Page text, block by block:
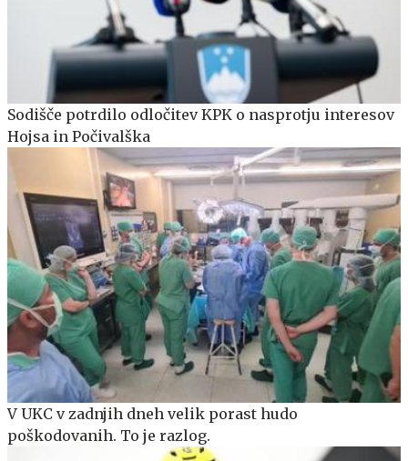
Sodišče potrdilo odločitev KPK o nasprotju interesov
Hojsa in Počivalška
V UKC v zadnjih dneh velik porast hudo
poškodovanih. To je razlog.